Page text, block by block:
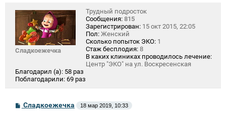
Сладкоежечка
Трудный подросток
Сообщения: 815
Зарегистрирован: 15 окт 2015, 22:05
Пол: Женский
Сколько попыток ЭКО: 1
Стаж бесплодия: 8
В каких клиниках проводилось лечение:
Центр "ЭКО" на ул. Воскресенская
Благодарил (а): 58 раз
Поблагодарили: 69 раз
С
о
Сладкоежечка 18 мар 2019, 10:33